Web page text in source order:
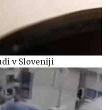
v Sloveniji